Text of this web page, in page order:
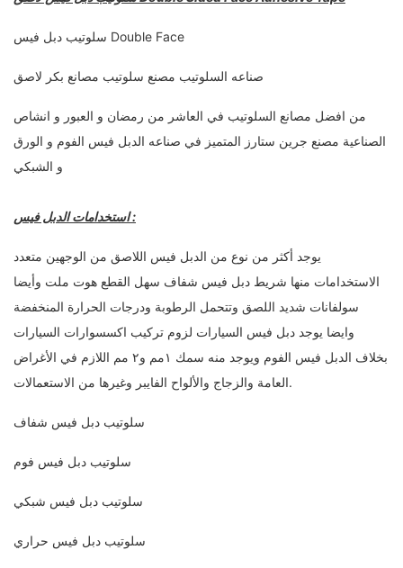
صناعه السلوتيب مصنع سلوتيب مصانع بكر لاصق
من افضل مصانع السلوتيب في العاشر من رمضان و العبور و انشاص
الصناعية مصنع جرين ستارز المتميز في صناعه الدبل فيس الفوم و الورق
و الشبكي
استخدامات الدبل فيس :
يوجد أكثر من نوع من الدبل فيس اللاصق من الوجهين متعدد
الاستخدامات منها شريط دبل فيس شفاف سهل القطع هوت ملت وأيضا
سولفانات شديد اللصق وتتحمل الرطوبة ودرجات الحرارة المنخفضة
وايضا يوجد دبل فيس السيارات لزوم تركيب اكسسوارات السيارات
بخلاف الدبل فيس الفوم ويوجد منه سمك ١مم و٢ مم اللازم في الأغراض
العامة والزجاج والألواح الفايبر وغيرها من الاستعمالات.
سلوتيب دبل فيس شفاف
سلوتيب دبل فيس فوم
سلوتيب دبل فيس شبكي
سلوتيب دبل فيس حراري